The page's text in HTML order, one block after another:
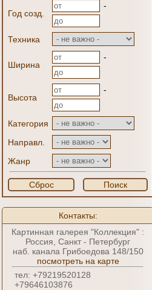
Год созд.
-
Техника
Ширина
-
Высота
-
Категория
Направл.
Жанр
Сброс Поиск
Контакты:
Картинная галерея "Коллекция" :
Россия, Санкт - Петербург
наб. канала Грибоедова 148/150
посмотреть на карте
тел: +79219520128
+79646103876